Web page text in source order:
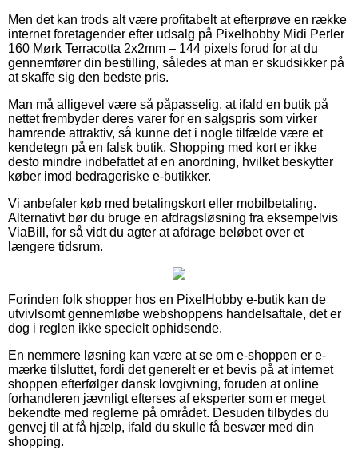
Men det kan trods alt være profitabelt at efterprøve en række
internet foretagender efter udsalg på Pixelhobby Midi Perler
160 Mørk Terracotta 2x2mm – 144 pixels forud for at du
gennemfører din bestilling, således at man er skudsikker på
at skaffe sig den bedste pris.
Man må alligevel være så påpasselig, at ifald en butik på
nettet frembyder deres varer for en salgspris som virker
hamrende attraktiv, så kunne det i nogle tilfælde være et
kendetegn på en falsk butik. Shopping med kort er ikke
desto mindre indbefattet af en anordning, hvilket beskytter
køber imod bedrageriske e-butikker.
Vi anbefaler køb med betalingskort eller mobilbetaling.
Alternativt bør du bruge en afdragsløsning fra eksempelvis
ViaBill, for så vidt du agter at afdrage beløbet over et
længere tidsrum.
Forinden folk shopper hos en PixelHobby e-butik kan de
utvivlsomt gennemløbe webshoppens handelsaftale, det er
dog i reglen ikke specielt ophidsende.
En nemmere løsning kan være at se om e-shoppen er e-
mærke tilsluttet, fordi det generelt er et bevis på at internet
shoppen efterfølger dansk lovgivning, foruden at online
forhandleren jævnligt efterses af eksperter som er meget
bekendte med reglerne på området. Desuden tilbydes du
genvej til at få hjælp, ifald du skulle få besvær med din
shopping.